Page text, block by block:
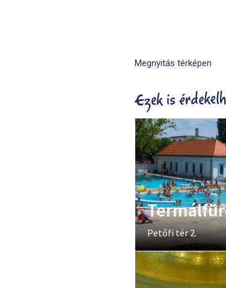
Megnyitás térképen
Petőfi tér 2.